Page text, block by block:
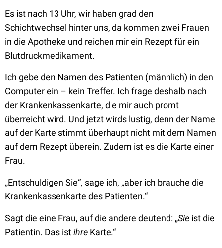
Es ist nach 13 Uhr, wir haben grad den
Schichtwechsel hinter uns, da kommen zwei Frauen
in die Apotheke und reichen mir ein Rezept für ein
Blutdruckmedikament.
Ich gebe den Namen des Patienten (männlich) in den
Computer ein – kein Treffer. Ich frage deshalb nach
der Krankenkassenkarte, die mir auch promt
überreicht wird. Und jetzt wirds lustig, denn der Name
auf der Karte stimmt überhaupt nicht mit dem Namen
auf dem Rezept überein. Zudem ist es die Karte einer
Frau.
„Entschuldigen Sie“, sage ich, „aber ich brauche die
Krankenkassenkarte des Patienten.“
Sagt die eine Frau, auf die andere deutend: „Sie ist die
Patientin. Das istihre Karte.“